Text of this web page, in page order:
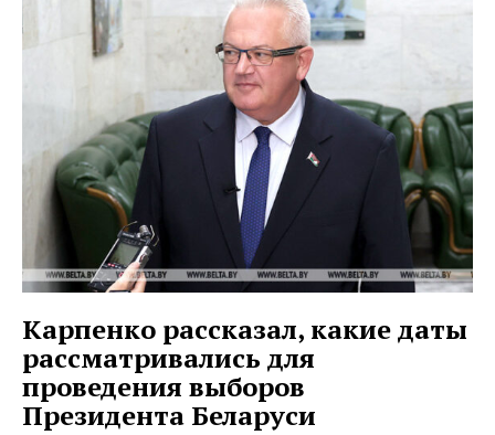
Карпенко рассказал, какие даты
рассматривались для
проведения выборов
Президента Беларуси